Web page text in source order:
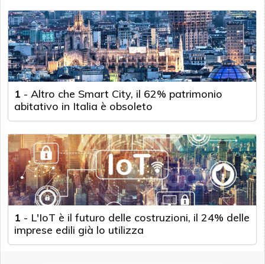
1 - Altro che Smart City, il 62% patrimonio
abitativo in Italia è obsoleto
1 - L'IoT è il futuro delle costruzioni, il 24% delle
imprese edili già lo utilizza